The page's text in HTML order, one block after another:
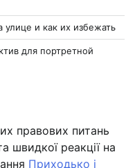
и как их избежать
для портретной
правових питань
швидкої реакції на
Приходько і